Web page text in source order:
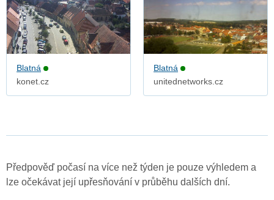
Blatná
konet.cz
Blatná
unitednetworks.cz
Předpověď počasí na více než týden je pouze výhledem a
lze očekávat její upřesňování v průběhu dalších dní.